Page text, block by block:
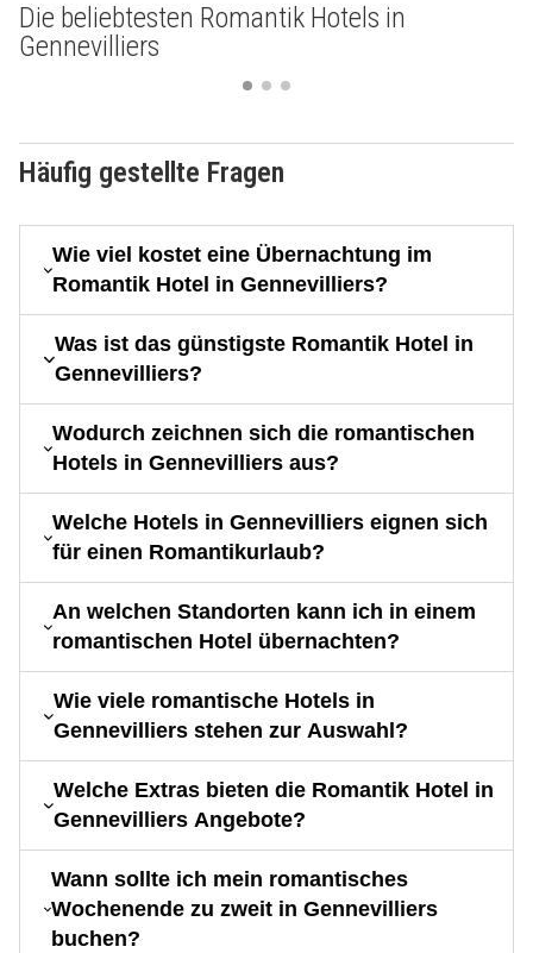
Die beliebtesten Romantik Hotels in
Gennevilliers
Häufig gestellte Fragen
Wie viel kostet eine Übernachtung im
Romantik Hotel in Gennevilliers?
Was ist das günstigste Romantik Hotel in
Gennevilliers?
Wodurch zeichnen sich die romantischen
Hotels in Gennevilliers aus?
Welche Hotels in Gennevilliers eignen sich
für einen Romantikurlaub?
An welchen Standorten kann ich in einem
romantischen Hotel übernachten?
Wie viele romantische Hotels in
Gennevilliers stehen zur Auswahl?
Welche Extras bieten die Romantik Hotel in
Gennevilliers Angebote?
Wann sollte ich mein romantisches
Wochenende zu zweit in Gennevilliers
buchen?